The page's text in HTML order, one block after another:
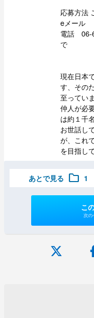
応募方法
eメール
電話
で
現在日本
す、その
至ってい
仲人が必
は約１千
お世話し
が、これ
を目指し
あとで見る folder 1
こ
次の